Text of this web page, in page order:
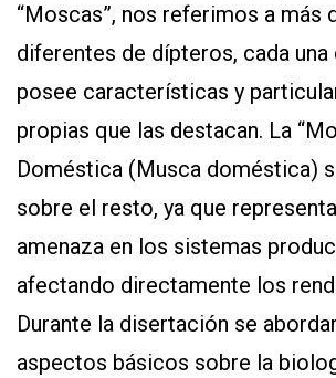
“Moscas”, nos referimos a más
diferentes de dípteros, cada una
posee características y
propias que las destacan. La
Doméstica (Musca doméstica)
sobre el resto, ya que
amenaza en los sistemas
afectando directamente los
Durante la disertación se
aspectos básicos sobre la